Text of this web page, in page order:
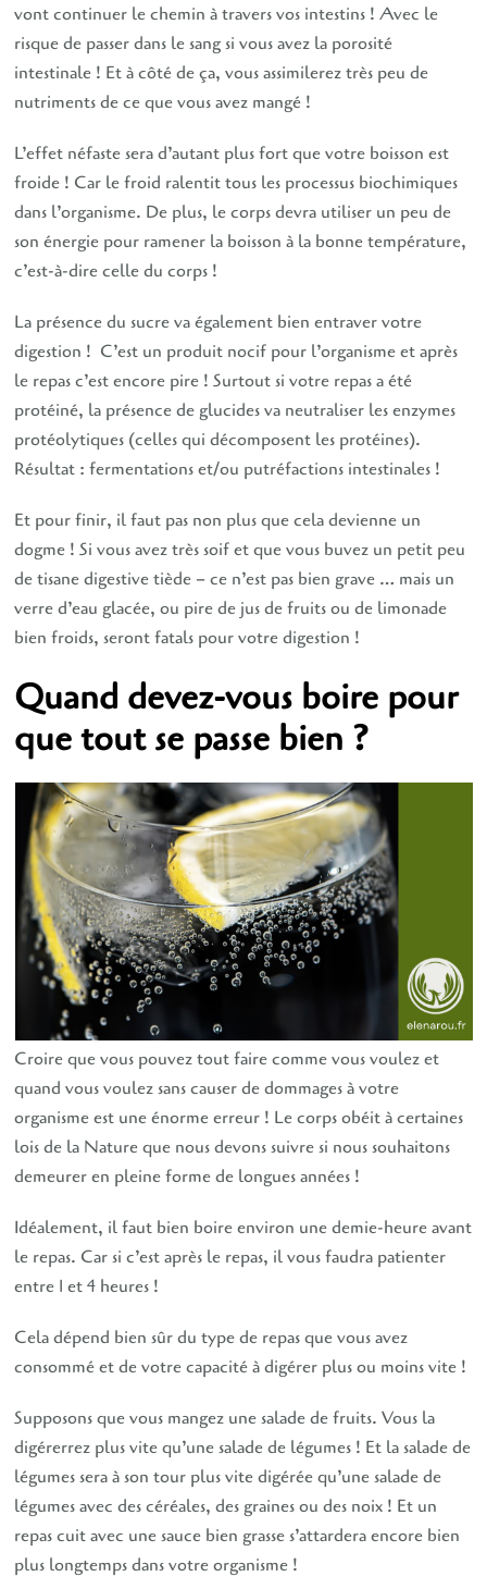
vont continuer le chemin à travers vos intestins ! Avec le
risque de passer dans le sang si vous avez la porosité
intestinale ! Et à côté de ça, vous assimilerez très peu de
nutriments de ce que vous avez mangé !
L’effet néfaste sera d’autant plus fort que votre boisson est
froide ! Car le froid ralentit tous les processus biochimiques
dans l’organisme. De plus, le corps devra utiliser un peu de
son énergie pour ramener la boisson à la bonne température,
c’est-à-dire celle du corps !
La présence du sucre va également bien entraver votre
digestion ! C’est un produit nocif pour l’organisme et après
le repas c’est encore pire ! Surtout si votre repas a été
protéiné, la présence de glucides va neutraliser les enzymes
protéolytiques (celles qui décomposent les protéines).
Résultat : fermentations et/ou putréfactions intestinales !
Et pour finir, il faut pas non plus que cela devienne un
dogme ! Si vous avez très soif et que vous buvez un petit peu
de tisane digestive tiède – ce n’est pas bien grave … mais un
verre d’eau glacée, ou pire de jus de fruits ou de limonade
bien froids, seront fatals pour votre digestion !
Quand devez-vous boire pour
que tout se passe bien ?
Croire que vous pouvez tout faire comme vous voulez et
quand vous voulez sans causer de dommages à votre
organisme est une énorme erreur ! Le corps obéit à certaines
lois de la Nature que nous devons suivre si nous souhaitons
demeurer en pleine forme de longues années !
Idéalement, il faut bien boire environ une demie-heure avant
le repas. Car si c’est après le repas, il vous faudra patienter
entre 1 et 4 heures !
Cela dépend bien sûr du type de repas que vous avez
consommé et de votre capacité à digérer plus ou moins vite !
Supposons que vous mangez une salade de fruits. Vous la
digérerrez plus vite qu’une salade de légumes ! Et la salade de
légumes sera à son tour plus vite digérée qu’une salade de
légumes avec des céréales, des graines ou des noix ! Et un
repas cuit avec une sauce bien grasse s’attardera encore bien
plus longtemps dans votre organisme !